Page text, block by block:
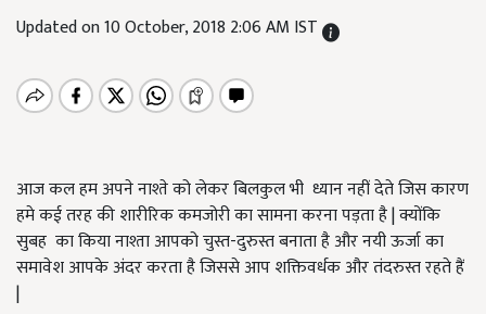
Updated on 10 October, 2018 2:06 AM IST
आज कल हम अपने नाश्ते को लेकर बिलकुल भी ध्यान नहीं देते जिस कारण
हमे कई तरह की शारीरिक कमजोरी का सामना करना पड़ता है | क्योंकि
सुबह का किया नाश्ता आपको चुस्त-दुरुस्त बनाता है और नयी ऊर्जा का
समावेश आपके अंदर करता है जिससे आप शक्तिवर्धक और तंदरुस्त रहते हैं
|